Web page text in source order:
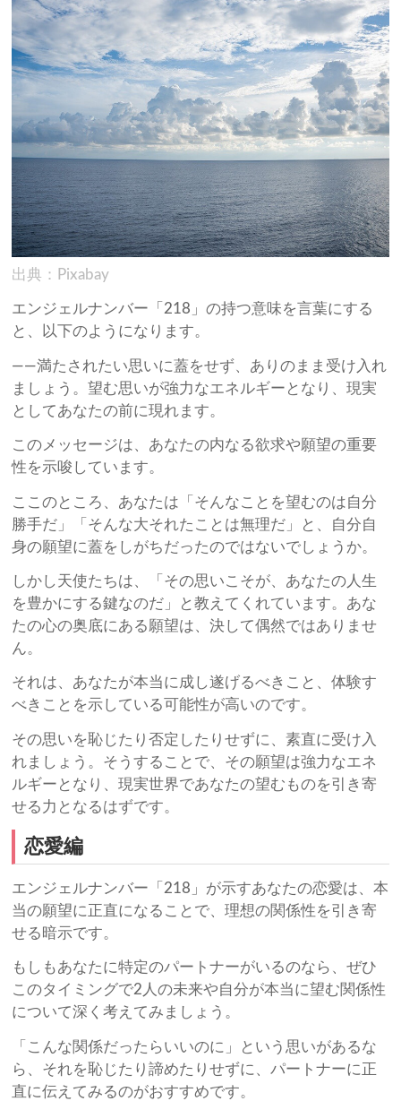
出典：Pixabay
エンジェルナンバー「218」の持つ意味を言葉にする
と、以下のようになります。
——満たされたい思いに蓋をせず、ありのまま受け入れ
ましょう。望む思いが強力なエネルギーとなり、現実
としてあなたの前に現れます。
このメッセージは、あなたの内なる欲求や願望の重要
性を示唆しています。
ここのところ、あなたは「そんなことを望むのは自分
勝手だ」「そんな大それたことは無理だ」と、自分自
身の願望に蓋をしがちだったのではないでしょうか。
しかし天使たちは、「その思いこそが、あなたの人生
を豊かにする鍵なのだ」と教えてくれています。あな
たの心の奥底にある願望は、決して偶然ではありませ
ん。
それは、あなたが本当に成し遂げるべきこと、体験す
べきことを示している可能性が高いのです。
その思いを恥じたり否定したりせずに、素直に受け入
れましょう。そうすることで、その願望は強力なエネ
ルギーとなり、現実世界であなたの望むものを引き寄
せる力となるはずです。
恋愛編
エンジェルナンバー「218」が示すあなたの恋愛は、本
当の願望に正直になることで、理想の関係性を引き寄
せる暗示です。
もしもあなたに特定のパートナーがいるのなら、ぜひ
このタイミングで2人の未来や自分が本当に望む関係性
について深く考えてみましょう。
「こんな関係だったらいいのに」という思いがあるな
ら、それを恥じたり諦めたりせずに、パートナーに正
直に伝えてみるのがおすすめです。